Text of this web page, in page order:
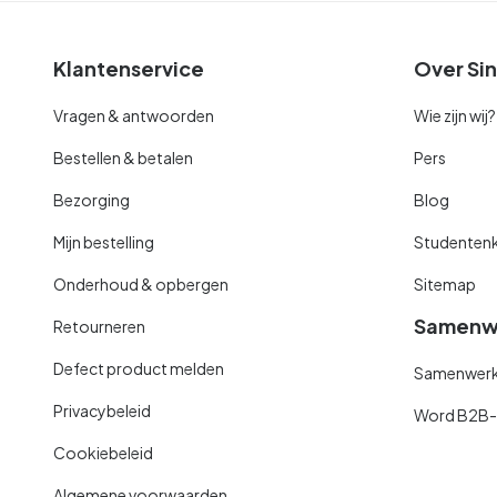
Klantenservice
Vragen & antwoorden
Bestellen & betalen
Bezorging
Mijn bestelling
Onderhoud & opbergen
Retourneren
Defect product melden
Privacybeleid
Cookiebeleid
Over
Wie zijn wij?
Pers
Blog
Sitemap
Word